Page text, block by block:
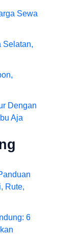
Sewa
Selatan,
Dengan
Aja
Rute,
6